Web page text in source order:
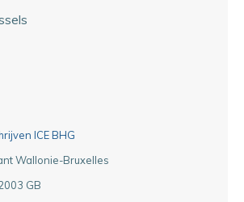
ICE BHG
Wallonie-Bruxelles
GB